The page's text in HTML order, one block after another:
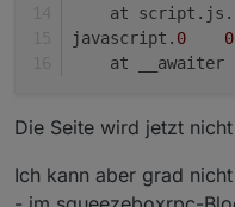
at
javascript. 0
at __awaiter
Die Seite wird jetzt
Ich kann aber grad